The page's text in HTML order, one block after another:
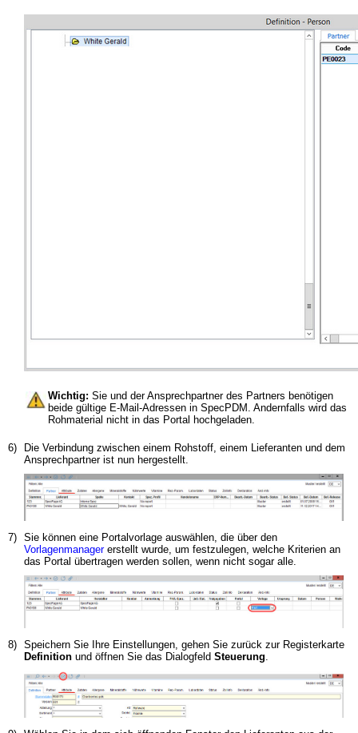
Wichtig: Sie und der Ansprechpartner des Partners benötigen
beide gültige E-Mail-Adressen in SpecPDM. Andernfalls wird das
Rohmaterial nicht in das Portal hochgeladen.
6)
Die Verbindung zwischen einem Rohstoff, einem Lieferanten und dem
Ansprechpartner ist nun hergestellt.
7) Sie können eine Portalvorlage auswählen, die über den
Vorlagenmanagererstellt wurde, um festzulegen, welche Kriterien an
das Portal übertragen werden sollen, wenn nicht sogar alle.
8) Speichern Sie Ihre Einstellungen, gehen Sie zurück zur Registerkarte
Definition und öffnen Sie das Dialogfeld Steuerung